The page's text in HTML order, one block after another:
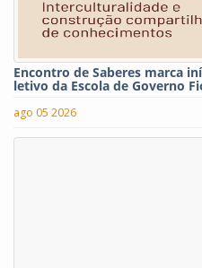
Encontro de Saberes marca
letivo da Escola de Governo
ago 05 2026